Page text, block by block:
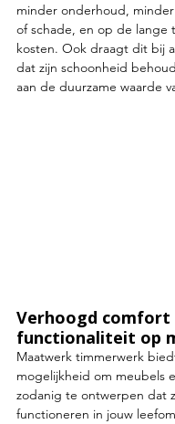
minder onderhoud,
of schade, en op de lange
kosten. Ook draagt dit bij
dat zijn schoonheid
aan de duurzame waarde
Verhoogd comfort
functionaliteit op
Maatwerk timmerwerk
mogelijkheid om meubels
zodanig te ontwerpen dat
functioneren in jouw